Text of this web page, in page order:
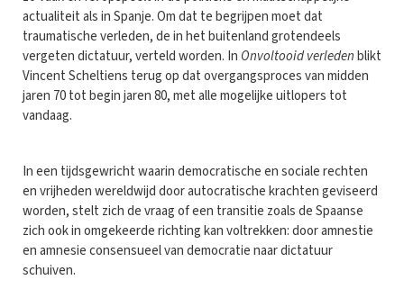
actualiteit als in Spanje. Om dat te begrijpen moet dat
traumatische verleden, de in het buitenland grotendeels
vergeten dictatuur, verteld worden. In Onvoltooid verledenblikt
Vincent Scheltiens terug op dat overgangsproces van midden
jaren 70 tot begin jaren 80, met alle mogelijke uitlopers tot
vandaag.
In een tijdsgewricht waarin democratische en sociale rechten
en vrijheden wereldwijd door autocratische krachten geviseerd
worden, stelt zich de vraag of een transitie zoals de Spaanse
zich ook in omgekeerde richting kan voltrekken: door amnestie
en amnesie consensueel van democratie naar dictatuur
schuiven.